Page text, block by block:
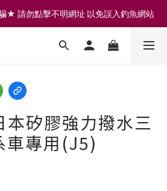
| 全館滿999免運 | 可門市取貨/安裝
★ 請勿點擊不明網址 以免誤入釣魚網站
金 | 全館滿999免運 | 可門市取貨/安裝
本矽膠強力撥水三
車專用(J5)